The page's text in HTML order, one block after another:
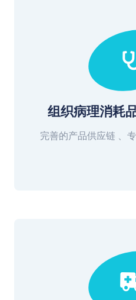
组织病理消耗
完善的产品供应链 、